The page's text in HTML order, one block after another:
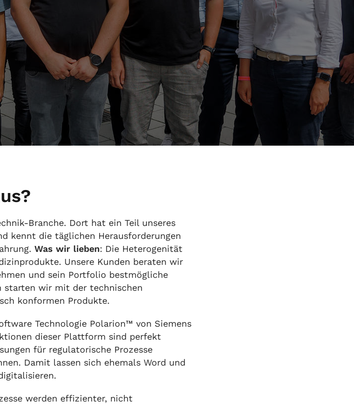
Branche. Dort hat ein Teil unseres
kennt die täglichen Herausforderungen
Was wir lieben: Die Heterogenität
Unsere Kunden beraten wir
und sein Portfolio bestmögliche
starten wir mit der technischen
konformen Produkte.
Technologie Polarion™ von Siemens
dieser Plattform sind perfekt
für regulatorische Prozesse
Damit lassen sich ehemals Word und
werden effizienter, nicht